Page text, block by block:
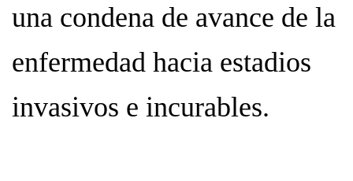
una condena de avance de la
enfermedad hacia estadios
invasivos e incurables.